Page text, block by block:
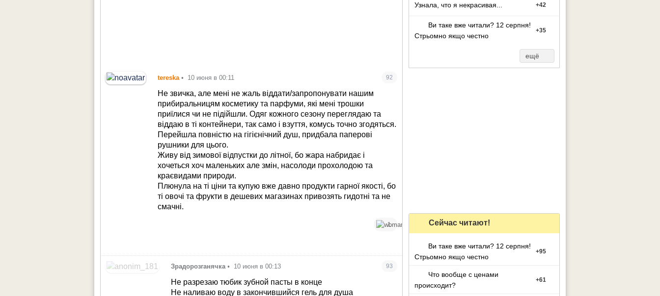
tereska • 10 июня в 00:11 92
Не звичка, але мені не жаль віддати/запропонувати нашим
прибиральницям косметику та парфуми, які мені трошки
приїлися чи не підійшли. Одяг кожного сезону переглядаю та
віддаю в ті контейнери, так само і взуття, комусь точно згодяться.
Перейшла повністю на гігієнічний душ, придбала паперові
рушники для цього.
Живу від зимової відпустки до літної, бо жара набридає і
хочеться хоч маленьких але змін, насолоди прохолодою та
краєвидами природи.
Плюнула на ті ціни та купую вже давно продукти гарної якості, бо
ті овочі та фрукти в дешевих магазинах привозять гидотні та не
смачні.
1
Зрадорозганячка • 10 июня в 00:13 93
Не разрезаю тюбик зубной пасты в конце
Не наливаю воду в закончившийся гель для душа
Узнала, что я некрасивая... +42
Ви таке вже читали? 12 серпня!
Стрьомно якщо честно
+35
ещё
Сейчас читают!
Ви таке вже читали? 12 серпня!
Стрьомно якщо честно
+95
Что вообще с ценами
происходит?
+61